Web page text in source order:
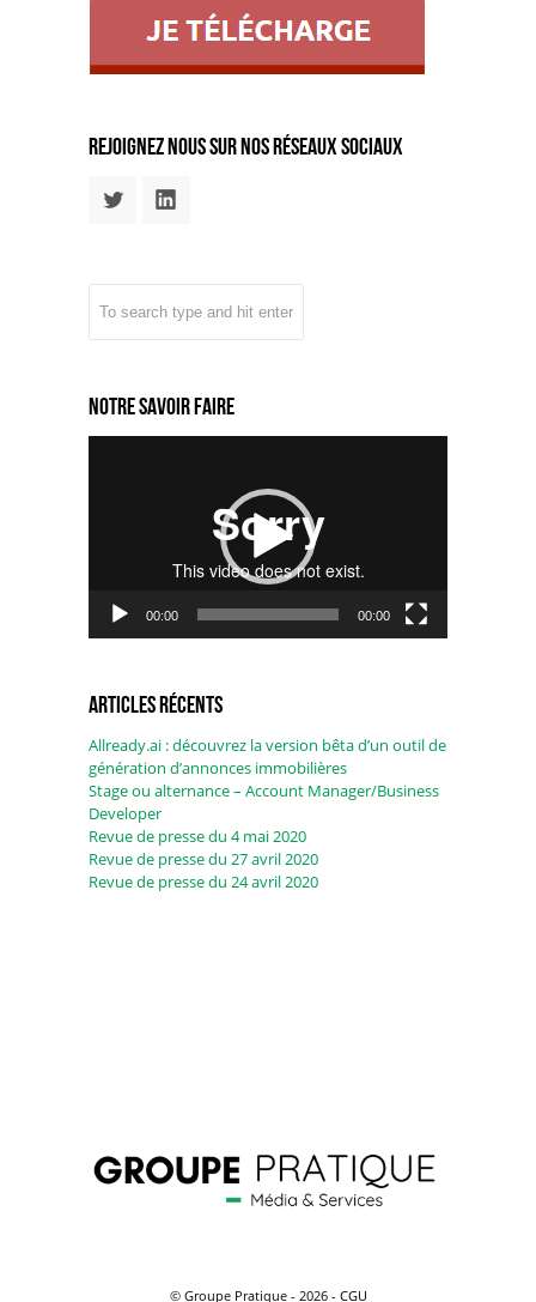
rejoignez nous sur nos réseaux sociaux
Notre savoir faire
00:00 00:00
Articles récents
Allready.ai : découvrez la version bêta d’un outil de
génération d’annonces immobilières
Stage ou alternance – Account Manager/Business
Developer
Revue de presse du 4 mai 2020
Revue de presse du 27 avril 2020
Revue de presse du 24 avril 2020
© Groupe Pratique - 2026 - CGU